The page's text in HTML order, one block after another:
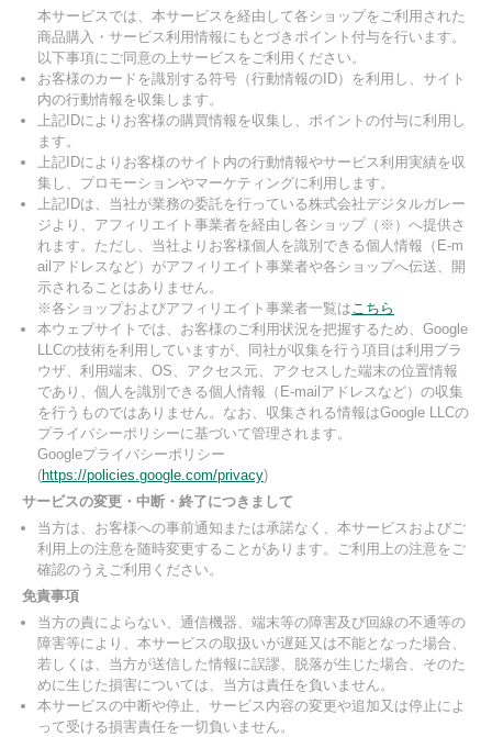
本サービスでは、本サービスを経由して各ショップをご利用された
商品購入・サービス利用情報にもとづきポイント付与を行います。
以下事項にご同意の上サービスをご利用ください。
お客様のカードを識別する符号（行動情報のID）を利用し、サイト
内の行動情報を収集します。
上記IDによりお客様の購買情報を収集し、ポイントの付与に利用し
ます。
上記IDによりお客様のサイト内の行動情報やサービス利用実績を収
集し、プロモーションやマーケティングに利用します。
上記IDは、当社が業務の委託を行っている株式会社デジタルガレー
ジより、アフィリエイト事業者を経由し各ショップ（※）へ提供さ
れます。ただし、当社よりお客様個人を識別できる個人情報（E-m
ailアドレスなど）がアフィリエイト事業者や各ショップへ伝送、開
示されることはありません。
※各ショップおよびアフィリエイト事業者一覧はこちら
本ウェブサイトでは、お客様のご利用状況を把握するため、Google
LLCの技術を利用していますが、同社が収集を行う項目は利用ブラ
ウザ、利用端末、OS、アクセス元、アクセスした端末の位置情報
であり、個人を識別できる個人情報（E-mailアドレスなど）の収集
を行うものではありません。なお、収集される情報はGoogle LLCの
プライバシーポリシーに基づいて管理されます。
Googleプライバシーポリシー
(https://policies.google.com/privacy)
サービスの変更・中断・終了につきまして
当方は、お客様への事前通知または承諾なく、本サービスおよびご
利用上の注意を随時変更することがあります。ご利用上の注意をご
確認のうえご利用ください。
免責事項
当方の責によらない、通信機器、端末等の障害及び回線の不通等の
障害等により、本サービスの取扱いが遅延又は不能となった場合、
若しくは、当方が送信した情報に誤謬、脱落が生じた場合、そのた
めに生じた損害については、当方は責任を負いません。
本サービスの中断や停止、サービス内容の変更や追加又は停止によ
って受ける損害責任を一切負いません。